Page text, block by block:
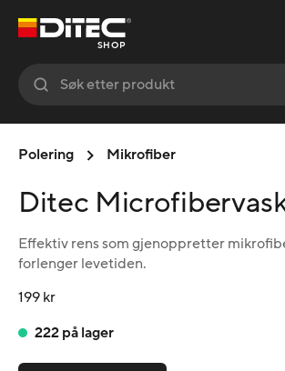
SHOP
Polering Mikrofiber
Ditec
Effektiv rens som gjenoppretter
forlenger levetiden.
199 kr
222 på lager